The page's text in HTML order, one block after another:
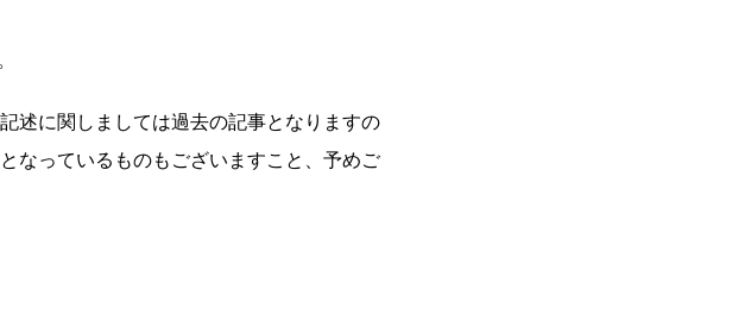
述に関しましては過去の記事となりますの
なっているものもございますこと、予めご